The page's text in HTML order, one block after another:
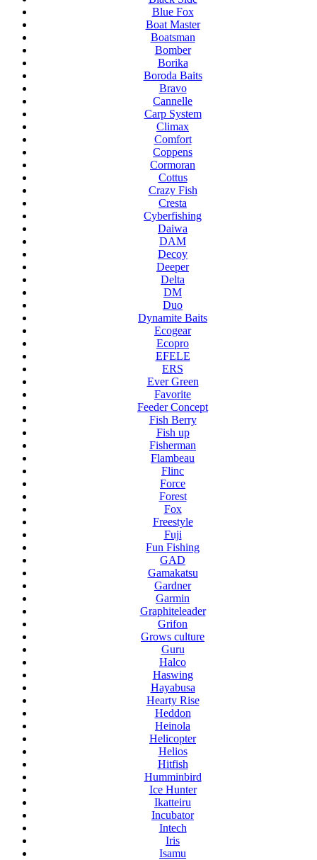
Blue Fox
Boat Master
Boatsman
Bomber
Borika
Boroda Baits
Bravo
Cannelle
Carp System
Climax
Comfort
Coppens
Cormoran
Cottus
Crazy Fish
Cresta
Cyberfishing
Daiwa
DAM
Decoy
Deeper
Delta
DM
Duo
Dynamite Baits
Ecogear
Ecopro
EFELE
ERS
Ever Green
Favorite
Feeder Concept
Fish Berry
Fish up
Fisherman
Flambeau
Flinc
Force
Forest
Fox
Freestyle
Fuji
Fun Fishing
GAD
Gamakatsu
Gardner
Garmin
Graphiteleader
Grifon
Grows culture
Guru
Halco
Haswing
Hayabusa
Hearty Rise
Heddon
Heinola
Helicopter
Helios
Hitfish
Humminbird
Ice Hunter
Ikatteiru
Incubator
Intech
Iris
Isamu